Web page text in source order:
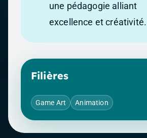
une pédagogie alliant
excellence et créativité.
Filières
Game Art Animation